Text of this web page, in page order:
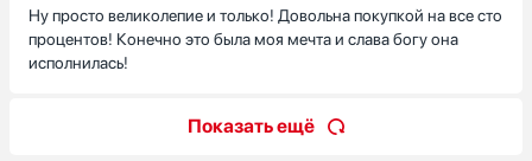
Ну просто великолепие и только! Довольна покупкой на все сто
процентов! Конечно это была моя мечта и слава богу она
исполнилась!
Показать ещё